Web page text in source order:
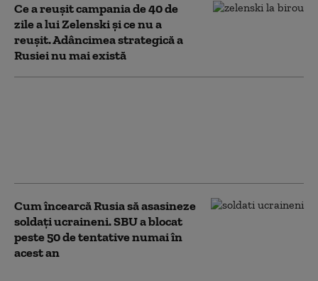
Ce a reușit campania de 40 de
zile a lui Zelenski și ce nu a
reușit. Adâncimea strategică a
Rusiei nu mai există
Cum încearcă Rusia să asasineze
soldați ucraineni. SBU a blocat
peste 50 de tentative numai în
acest an